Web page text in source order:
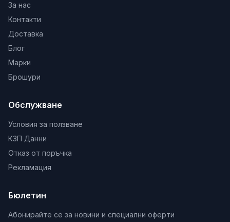
За нас
Контакти
Доставка
Блог
Марки
Брошури
Обслужване
Условия за ползване
КЗП Данни
Отказ от поръчка
Рекламация
Бюлетин
Абонирайте се за новини и специални оферти